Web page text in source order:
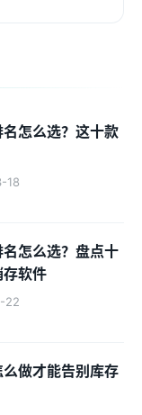
怎么选？这十款
18
怎么选？盘点十
软件
22
做才能告别库存